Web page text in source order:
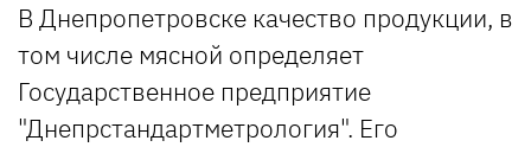
В Днепропетровске качество продукции, в
том числе мясной определяет
Государственное предприятие
"Днепрстандартметрология". Его